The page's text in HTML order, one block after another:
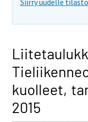
Siirry uudelle
kuolleet,
2015